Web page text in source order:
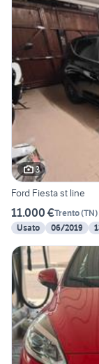
3
Ford Fiesta st line
11.000 €Trento(TN)
Usato
06/2019